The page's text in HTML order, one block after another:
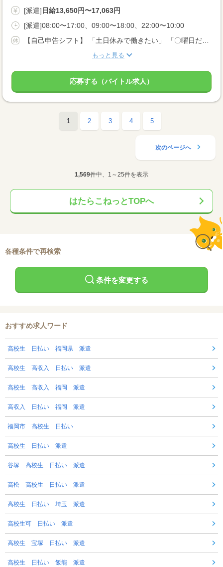
[派遣] 日給13,650円〜17,063円
[派遣]08:00〜17:00、09:00〜18:00、22:00〜10:00
もっと見る
応募する（バイトル求人）
1 2 3 4 5
次のページへ
1,569件中、1～25件を表示
はたらこねっとTOPへ
各種条件で再検索
条件を変更する
おすすめ求人ワード
高校生 日払い 福岡県 派遣
高校生 高収入 日払い 派遣
高校生 高収入 福岡 派遣
高収入 日払い 福岡 派遣
福岡市 高校生 日払い
高校生 日払い 派遣
谷塚 高校生 日払い 派遣
高松 高校生 日払い 派遣
高校生 日払い 埼玉 派遣
高校生可 日払い 派遣
高校生 宝塚 日払い 派遣
高校生 日払い 飯能 派遣